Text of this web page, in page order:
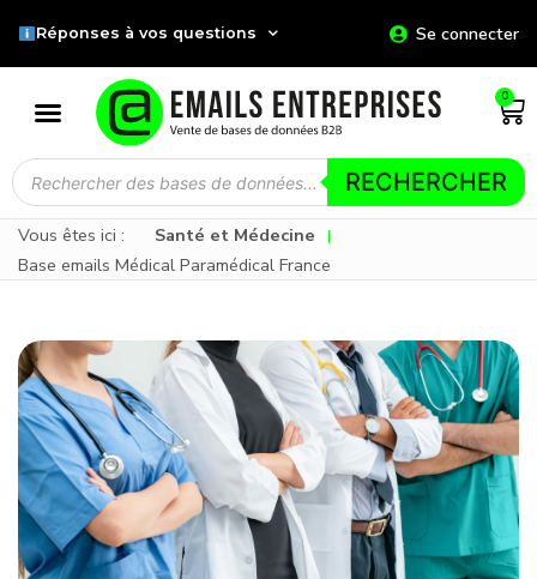
Réponses à vos questions Se connecter
0
RECHERCHER
Vous êtes ici : Santé et Médecine |
Base emails Médical Paramédical France